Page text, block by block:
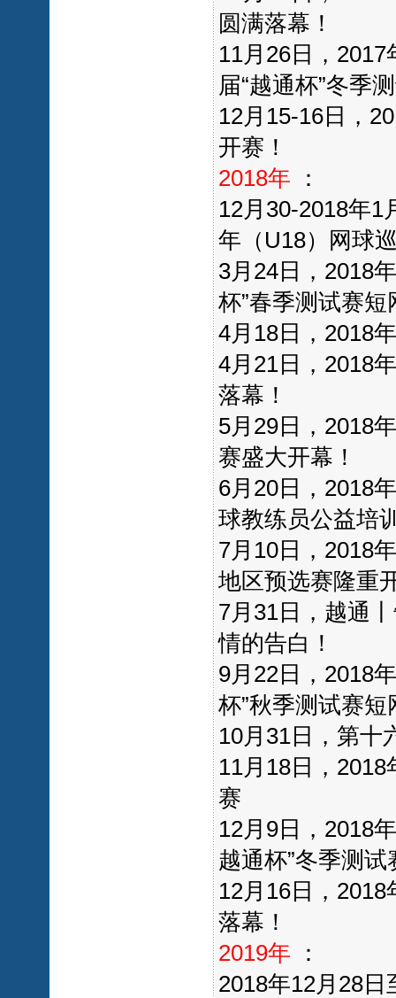
圆满落幕！
11月26日，
届“越通杯”冬季
12月15-16日，
开赛！
2018年
：
12月30-2018年1
年（U18）网球
3月24日，2018
杯”春季测试赛短
4月18日，2018
4月21日，2018
落幕！
5月29日，2018
赛盛大开幕！
6月20日，2018
球教练员公益培
7月10日，2018
地区预选赛隆重
7月31日，越通
情的告白！
9月22日，2018
杯”秋季测试赛短
10月31日，第十
11月18日，2018
赛
12月9日，2018
越通杯”冬季测
12月16日，
落幕！
2019年
：
2018年12月28日